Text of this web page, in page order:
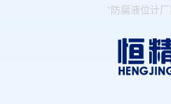
“防腐液位计